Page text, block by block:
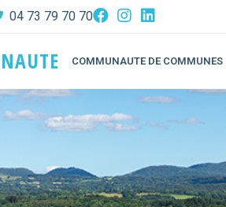
04 73 79 70 70
NAUTE COMMUNAUTE DE COMMUNES